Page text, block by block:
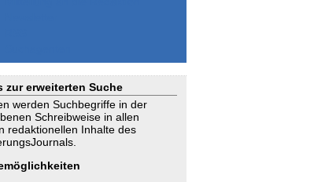
zur erweiterten Suche
werden Suchbegriffe in der
Schreibweise in allen
redaktionellen Inhalte des